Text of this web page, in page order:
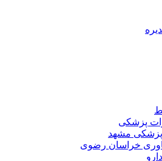
پزشکی
پزشکی مشهد
خراسان رضوی